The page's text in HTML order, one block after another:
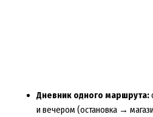
Дневник одного маршрута:
и вечером (остановка →